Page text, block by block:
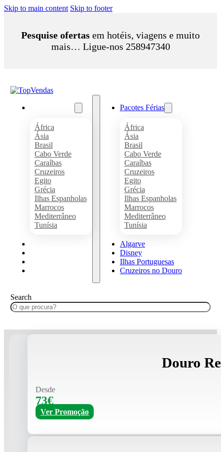
Skip to main content Skip to footer
Pesquise ofertas em hotéis, viagens e muito
mais… Ligue-nos 258947340
África
Ásia
Brasil
Cabo Verde
Caraíbas
Cruzeiros
Egito
Grécia
Ilhas Espanholas
Marrocos
Mediterrâneo
Tunísia
Pacotes Férias
África
Ásia
Brasil
Cabo Verde
Caraíbas
Cruzeiros
Egito
Grécia
Ilhas Espanholas
Marrocos
Mediterrâneo
Tunísia
Algarve
Disney
Ilhas Portuguesas
Cruzeiros no Douro
Search
Douro
Desde
73€
Ver Promoção